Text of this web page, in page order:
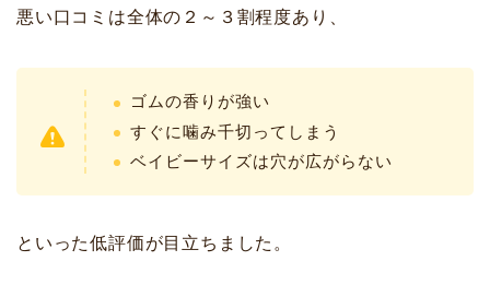
悪い口コミは全体の２～３割程度あり、
ゴムの香りが強い
すぐに噛み千切ってしまう
ベイビーサイズは穴が広がらない
といった低評価が目立ちました。